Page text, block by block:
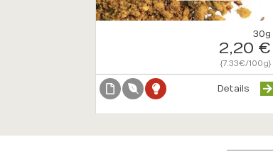
30g
2,20 €
{7.33€/100g}
Details